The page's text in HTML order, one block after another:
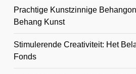
Prachtige Kunstzinnige
Behang Kunst
Stimulerende Creativiteit: Het
Fonds